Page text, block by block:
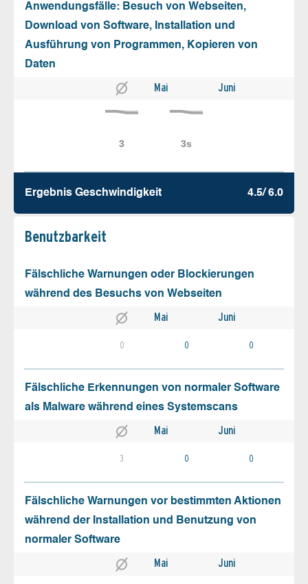
Anwendungsfälle: Besuch von Webseiten,
Download von Software, Installation und
Ausführung von Programmen, Kopieren von
Daten
Mai Juni
Ergebnis Geschw­indigkeit 4.5/ 6.0
Benutz­barkeit
Fälschliche Warnungen oder Blockierungen
während des Besuchs von Webseiten
Mai Juni
0 0 0
Fälschliche Erkennungen von normaler Software
als Malware während eines Systemscans
Mai Juni
3 0 0
Fälschliche Warnungen vor bestimmten Aktionen
während der Installation und Benutzung von
normaler Software
Mai Juni